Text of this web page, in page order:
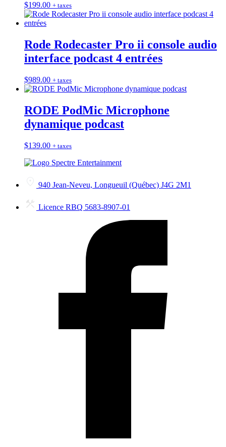
$199.00 + taxes
Rode Rodecaster Pro ii console audio
interface podcast 4 entrées
$989.00 + taxes
RODE PodMic Microphone
dynamique podcast
$139.00 + taxes
940 Jean-Neveu, Longueuil (Québec) J4G 2M1
Licence RBQ 5683-8907-01